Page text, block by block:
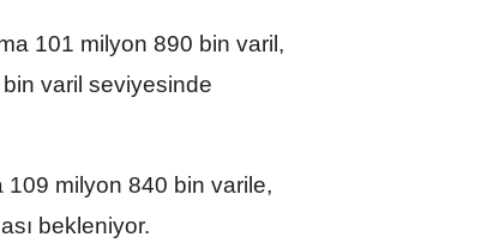
101 milyon 890 bin varil,
varil seviyesinde
109 milyon 840 bin varile,
bekleniyor.